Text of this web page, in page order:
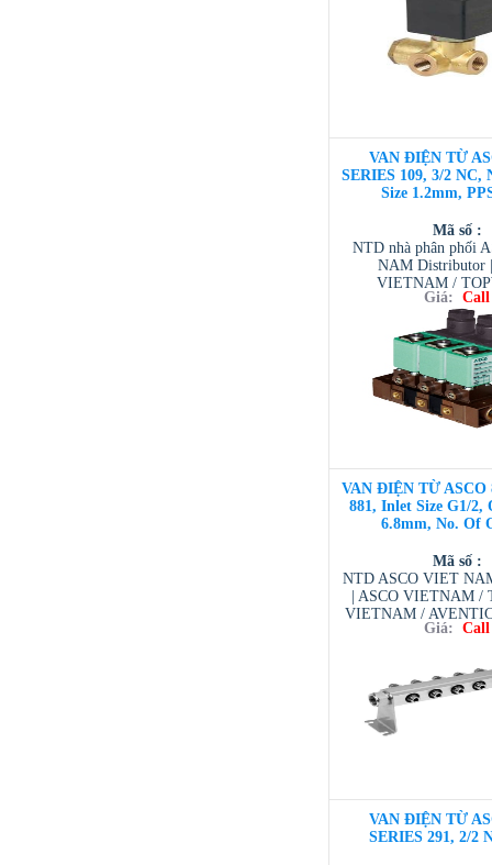
VAN ĐIỆN TỪ
SERIES 109, 3/2 NC,
Size 1.2mm,
Mã số :
NTD nhà phân phối
NAM Distributor
VIETNAM /
VIETNAM /
/ TESCOM
Giá: Call
VAN ĐIỆN TỪ ASCO
881, Inlet Size G1/2,
6.8mm, No. Of
Mã số :
NTD ASCO VIET
| ASCO VIETNAM /
VIETNAM /
/ TESCOM
Giá: Call
VAN ĐIỆN TỪ
SERIES 291, 2/2